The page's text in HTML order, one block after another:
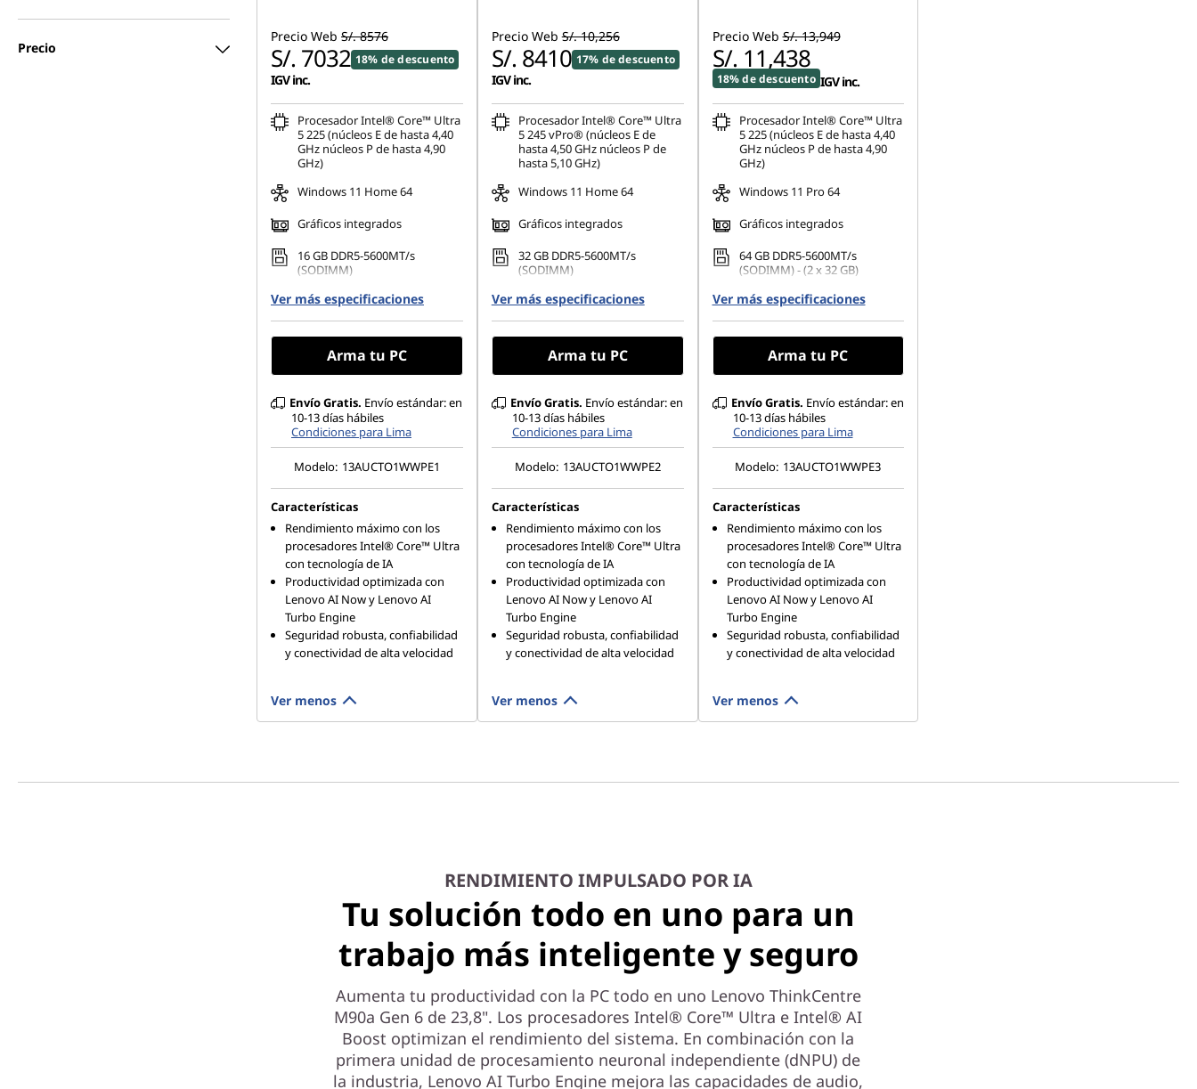
Precio
Precio Web S/. 8576
S/. 7032 18% de descuento
IGV inc.
Procesador Intel® Core™ Ultra
5 225 (núcleos E de hasta 4,40
GHz núcleos P de hasta 4,90
GHz)
Windows 11 Home 64
Gráficos integrados
16 GB DDR5-5600MT/s
(SODIMM)
256 GB SSD M.2 2280 PCIe
Gen4 TLC Opal
23.8″ FHD (1920 x 1080), 250nit,
antiglare
Ver más especificaciones
Arma tu PC
Envío Gratis. Envío estándar: en
10-13 días hábiles
Condiciones para Lima
Modelo: 13AUCTO1WWPE1
Características
Rendimiento máximo con los
procesadores Intel® Core™ Ultra
con tecnología de IA
Productividad optimizada con
Lenovo AI Now y Lenovo AI
Turbo Engine
Seguridad robusta, confiabilidad
y conectividad de alta velocidad
Ver menos
Precio Web S/. 10,256
S/. 8410 17% de descuento
IGV inc.
Procesador Intel® Core™ Ultra
5 245 vPro® (núcleos E de
hasta 4,50 GHz núcleos P de
hasta 5,10 GHz)
Windows 11 Home 64
Gráficos integrados
32 GB DDR5-5600MT/s
(SODIMM)
512 GB SSD M.2 2280 PCIe
Gen4 TLC Opal
23.8″ FHD (1920 x 1080), 250nit,
antiglare
Ver más especificaciones
Arma tu PC
Envío Gratis. Envío estándar: en
10-13 días hábiles
Condiciones para Lima
Modelo: 13AUCTO1WWPE2
Características
Rendimiento máximo con los
procesadores Intel® Core™ Ultra
con tecnología de IA
Productividad optimizada con
Lenovo AI Now y Lenovo AI
Turbo Engine
Seguridad robusta, confiabilidad
y conectividad de alta velocidad
Ver menos
Precio Web S/. 13,949
S/. 11,438
18% de descuento IGV inc.
Procesador Intel® Core™ Ultra
5 225 (núcleos E de hasta 4,40
GHz núcleos P de hasta 4,90
GHz)
Windows 11 Pro 64
Gráficos integrados
64 GB DDR5-5600MT/s
(SODIMM) - (2 x 32 GB)
1 TB SSD M.2 2280 PCIe Gen4
TLC Opal
23.8″ FHD (1920 x 1080), 250nit,
antiglare
Ver más especificaciones
Arma tu PC
Envío Gratis. Envío estándar: en
10-13 días hábiles
Condiciones para Lima
Modelo: 13AUCTO1WWPE3
Características
Rendimiento máximo con los
procesadores Intel® Core™ Ultra
con tecnología de IA
Productividad optimizada con
Lenovo AI Now y Lenovo AI
Turbo Engine
Seguridad robusta, confiabilidad
y conectividad de alta velocidad
Ver menos
RENDIMIENTO IMPULSADO POR IA
Tu solución todo en uno para un
trabajo más inteligente y seguro
Aumenta tu productividad con la PC todo en uno Lenovo ThinkCentre
M90a Gen 6 de 23,8". Los procesadores Intel® Core™ Ultra e Intel® AI
Boost optimizan el rendimiento del sistema. En combinación con la
primera unidad de procesamiento neuronal independiente (dNPU) de
la industria, Lenovo AI Turbo Engine mejora las capacidades de audio,